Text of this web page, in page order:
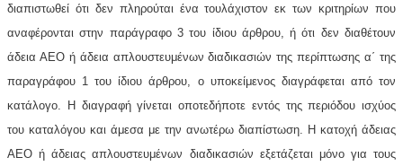
διαπιστωθεί ότι δεν πληρούται ένα τουλάχιστον εκ των κριτηρίων που
αναφέρονται στην παράγραφο 3 του ίδιου άρθρου, ή ότι δεν διαθέτουν
άδεια ΑΕΟ ή άδεια απλουστευμένων διαδικασιών της περίπτωσης α΄ της
παραγράφου 1 του ίδιου άρθρου, ο υποκείμενος διαγράφεται από τον
κατάλογο. Η διαγραφή γίνεται οποτεδήποτε εντός της περιόδου ισχύος
του καταλόγου και άμεσα με την ανωτέρω διαπίστωση. Η κατοχή άδειας
ΑΕΟ ή άδειας απλουστευμένων διαδικασιών εξετάζεται μόνο για τους